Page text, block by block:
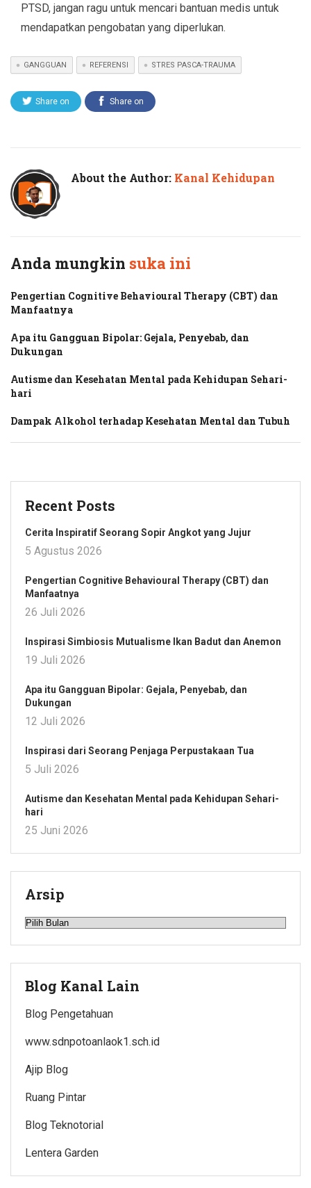
PTSD, jangan ragu untuk mencari bantuan medis untuk
mendapatkan pengobatan yang diperlukan.
GANGGUAN REFERENSI STRES PASCA-TRAUMA
Share on Share on
About the Author: Kanal Kehidupan
Anda mungkin suka ini
Pengertian Cognitive Behavioural Therapy (CBT) dan
Manfaatnya
Apa itu Gangguan Bipolar: Gejala, Penyebab, dan
Dukungan
Autisme dan Kesehatan Mental pada Kehidupan Sehari-
hari
Dampak Alkohol terhadap Kesehatan Mental dan Tubuh
Recent Posts
Cerita Inspiratif Seorang Sopir Angkot yang Jujur
5 Agustus 2026
Pengertian Cognitive Behavioural Therapy (CBT) dan
Manfaatnya
26 Juli 2026
Inspirasi Simbiosis Mutualisme Ikan Badut dan Anemon
19 Juli 2026
Apa itu Gangguan Bipolar: Gejala, Penyebab, dan
Dukungan
12 Juli 2026
Inspirasi dari Seorang Penjaga Perpustakaan Tua
5 Juli 2026
Autisme dan Kesehatan Mental pada Kehidupan Sehari-
hari
25 Juni 2026
Arsip
Arsip
Blog Kanal Lain
Blog Pengetahuan
www.sdnpotoanlaok1.sch.id
Ajip Blog
Ruang Pintar
Blog Teknotorial
Lentera Garden